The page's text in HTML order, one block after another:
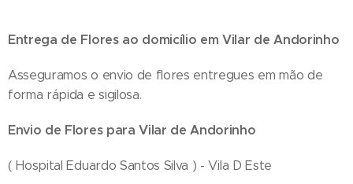
Entrega de Flores ao domicílio emVilar de Andorinho
Asseguramos o envio de flores entregues em mão de
forma rápida e sigilosa.
Envio de Flores paraVilar de Andorinho
( Hospital Eduardo Santos Silva ) - Vila D Este